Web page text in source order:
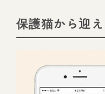
保護猫から迎え